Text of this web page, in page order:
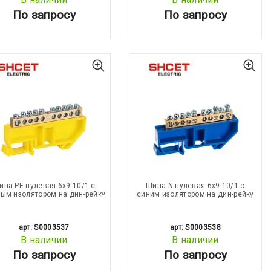
По запросу По запросу
PE нулевая 6х9 10/1 с
изолятором на дин-рейку
арт: S0003537
В наличии
По запросу
Шина N нулевая 6х9 10/1 с
синим изолятором на дин-рейку
арт: S0003538
В наличии
По запросу